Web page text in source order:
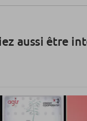
aussi être